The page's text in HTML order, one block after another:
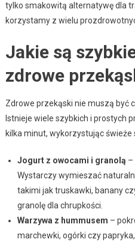
tylko smakowitą alternatywę dla
korzystamy z wielu
Jakie są
zdrowe
Zdrowe przekąski nie muszą być
Istnieje wiele szybkich i prostych
kilka minut, wykorzystując świeże
Jogurt z owocami i granolą –
Wystarczy wymieszać
takimi jak truskawki, banany
granolę dla chrupkości.
Warzywa z hummusem –
marchewki, ogórki czy